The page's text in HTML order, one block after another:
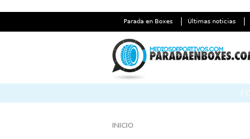
Parada en Boxes Últimas noticias
INICIO